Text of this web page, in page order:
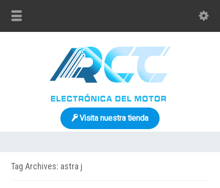
Visita nuestra tienda
Tag Archives: astra j